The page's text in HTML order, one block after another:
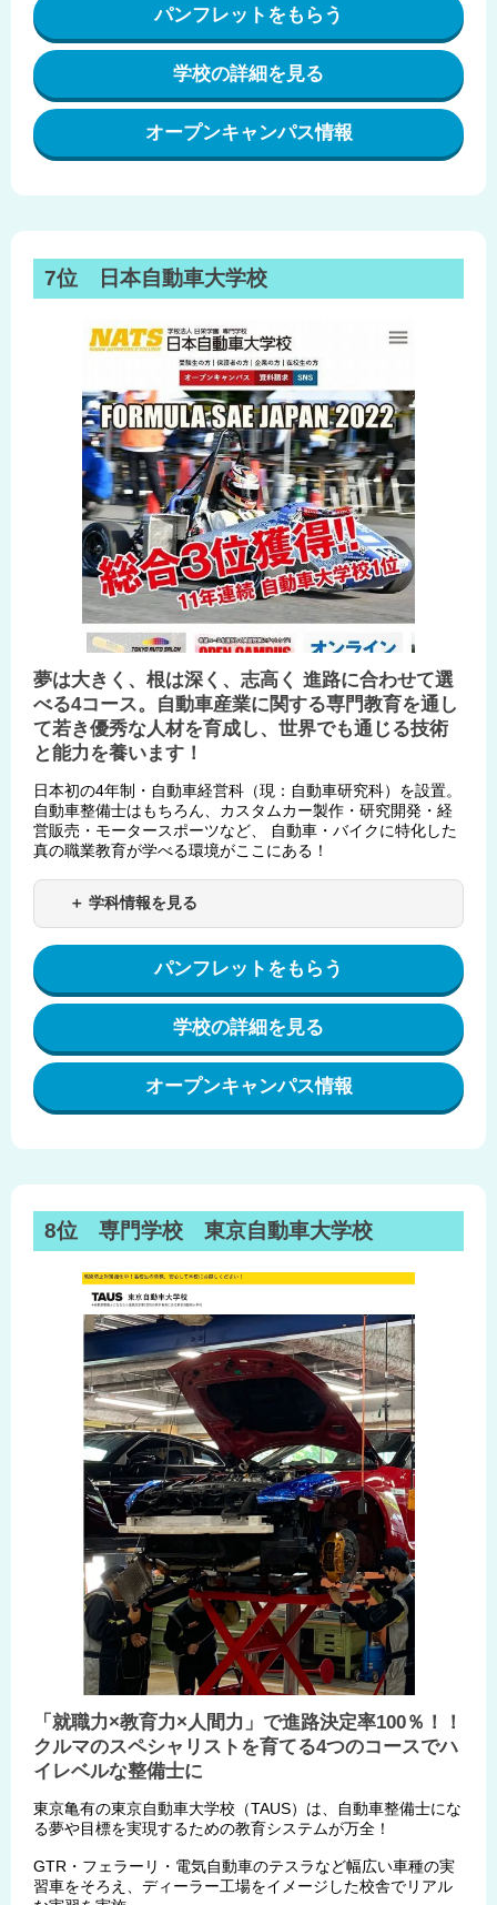
パンフレットをもらう
学校の詳細を見る
オープンキャンパス情報
7位 日本自動車大学校
夢は大きく、根は深く、志高く 進路に合わせて選
べる4コース。自動車産業に関する専門教育を通し
て若き優秀な人材を育成し、世界でも通じる技術
と能力を養います！
日本初の4年制・自動車経営科（現：自動車研究科）を設置。
自動車整備士はもちろん、カスタムカー製作・研究開発・経
営販売・モータースポーツなど、 自動車・バイクに特化した
真の職業教育が学べる環境がここにある！
＋ 学科情報を見る
パンフレットをもらう
学校の詳細を見る
オープンキャンパス情報
8位 専門学校 東京自動車大学校
「就職力×教育力×人間力」で進路決定率100％！！
クルマのスペシャリストを育てる4つのコースでハ
イレベルな整備士に
東京亀有の東京自動車大学校（TAUS）は、自動車整備士にな
る夢や目標を実現するための教育システムが万全！
GTR・フェラーリ・電気自動車のテスラなど幅広い車種の実
習車をそろえ、ディーラー工場をイメージした校舎でリアル